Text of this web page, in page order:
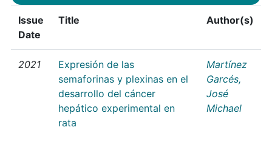
Issue
Date
Title Author(s)
2021
Expresión de las
semaforinas y plexinas en el
desarrollo del cáncer
hepático experimental en
rata
Martínez
Garcés,
José
Michael